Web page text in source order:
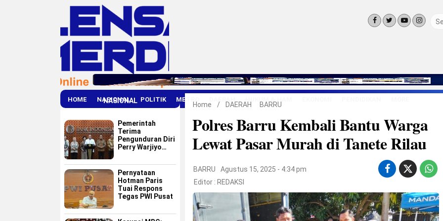
HOME NASIONAL POLITIK METRO
OPINI
NASIONAL
Pemerintah
Terima
Pengunduran Diri
Perry Warjiyo
Indonesia
Pernyataan
Hotman Paris
Tuai Respons
Tegas PWI Pusat
Home / DAERAH BARRU
Polres Barru Kembali Bantu Warga
Lewat Pasar Murah di Tanete Rilau
BARRU
Agustus 15, 2025 - 4:34 pm
Editor : REDAKSI